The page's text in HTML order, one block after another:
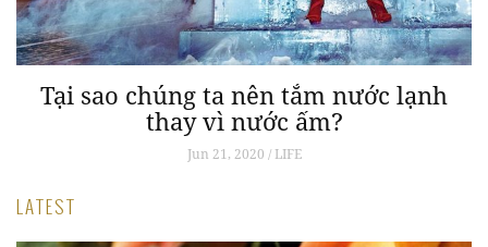
Tại sao chúng ta nên tắm nước lạnh
thay vì nước ấm?
Jun 21, 2020 / LIFE
LATEST